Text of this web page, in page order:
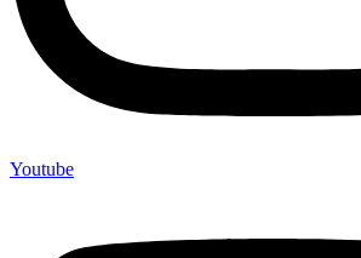
Youtube